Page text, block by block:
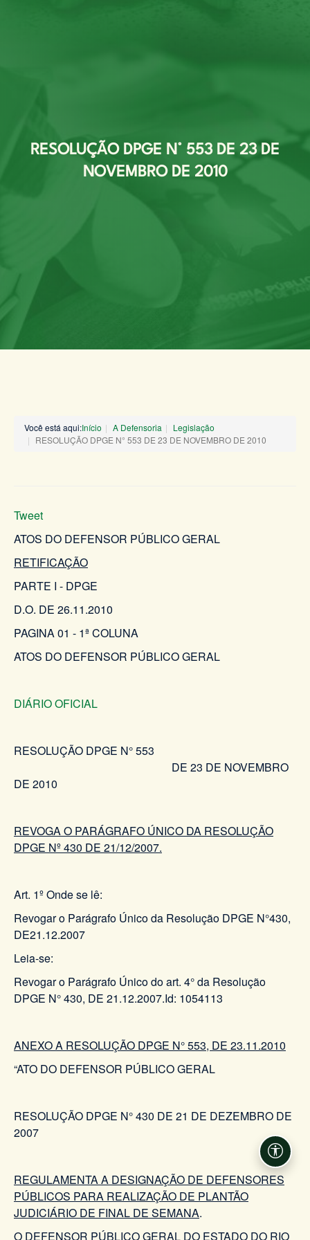
RESOLUÇÃO DPGE N° 553 DE 23 DE
NOVEMBRO DE 2010
Você está aqui:Início A Defensoria
Legislação
RESOLUÇÃO DPGE N° 553 DE 23 DE NOVEMBRO DE 2010
Tweet
ATOS DO DEFENSOR PÚBLICO GERAL
RETIFICAÇÃO
PARTE I - DPGE
D.O. DE 26.11.2010
PAGINA 01 - 1ª COLUNA
ATOS DO DEFENSOR PÚBLICO GERAL
DIÁRIO OFICIAL
RESOLUÇÃO DPGE N° 553
DE 23 DE NOVEMBRO
DE 2010
REVOGA O PARÁGRAFO ÚNICO DA RESOLUÇÃO
DPGE Nº 430 DE 21/12/2007.
Art. 1º Onde se lê:
Revogar o Parágrafo Único da Resolução DPGE N°430,
DE21.12.2007
Leia-se:
Revogar o Parágrafo Único do art. 4° da Resolução
DPGE N° 430, DE 21.12.2007.Id: 1054113
ANEXO A RESOLUÇÃO DPGE N° 553, DE 23.11.2010
“ATO DO DEFENSOR PÚBLICO GERAL
RESOLUÇÃO DPGE N° 430 DE 21 DE DEZEMBRO DE
2007
REGULAMENTA A DESIGNAÇÃO DE DEFENSORES
PÚBLICOS PARA REALIZAÇÃO DE PLANTÃO
JUDICIÁRIO DE FINAL DE SEMANA.
O DEFENSOR PÚBLICO GERAL DO ESTADO DO RIO